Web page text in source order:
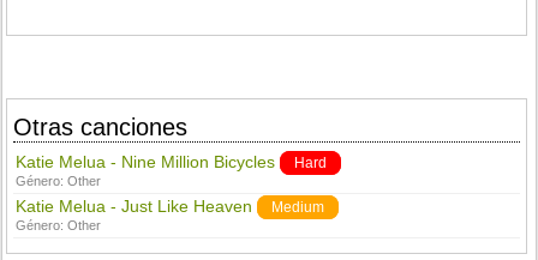
Otras canciones
Katie Melua - Nine Million Bicycles Hard
Género:Other
Katie Melua - Just Like Heaven Medium
Género:Other